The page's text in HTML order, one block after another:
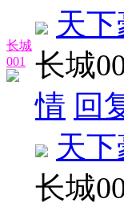
长城
001
天
长城
情 回
天
长城